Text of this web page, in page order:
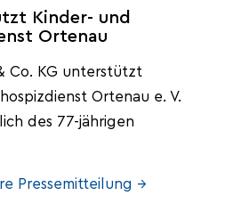
Kinder- und
Ortenau
Co. KG unterstützt
Ortenau e. V.
des 77-jährigen
Pressemitteilung →